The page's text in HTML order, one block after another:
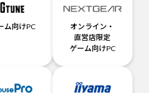
ム向けPC
オンライン・
直営店限定
ゲーム向けPC